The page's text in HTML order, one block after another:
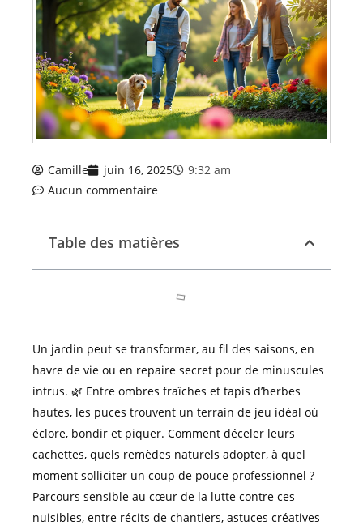
Camille juin 16, 2025
9:32 am
Aucun commentaire
Table des matières
Un jardin peut se transformer, au fil des saisons, en
havre de vie ou en repaire secret pour de minuscules
intrus. 🌿 Entre ombres fraîches et tapis d’herbes
hautes, les puces trouvent un terrain de jeu idéal où
éclore, bondir et piquer. Comment déceler leurs
cachettes, quels remèdes naturels adopter, à quel
moment solliciter un coup de pouce professionnel ?
Parcours sensible au cœur de la lutte contre ces
nuisibles, entre récits de chantiers, astuces créatives